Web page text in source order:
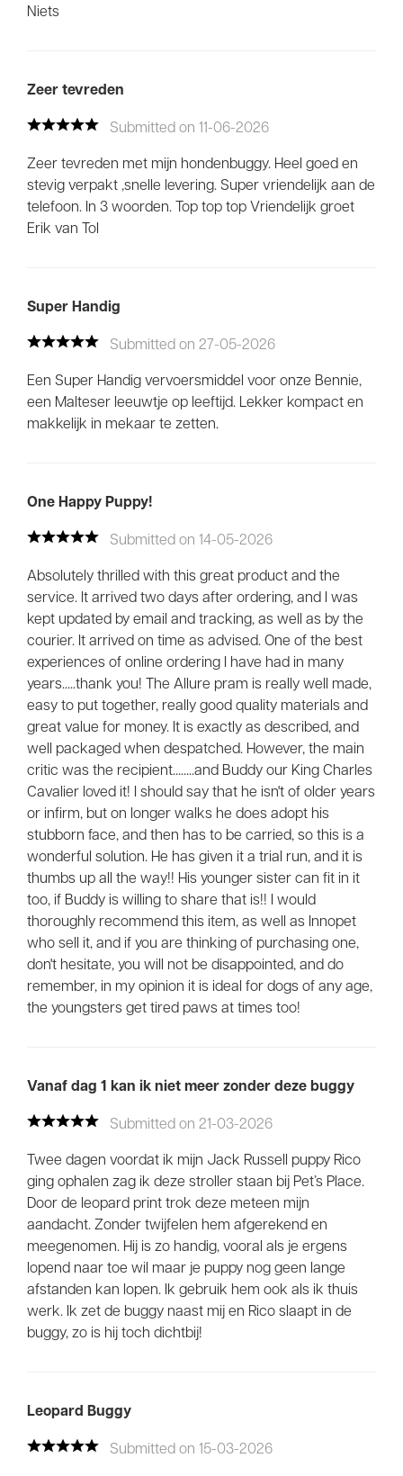
Niets
Zeer tevreden
Submitted on 11-06-2026
Zeer tevreden met mijn hondenbuggy. Heel goed en
stevig verpakt ,snelle levering. Super vriendelijk aan de
telefoon. In 3 woorden. Top top top Vriendelijk groet
Erik van Tol
Super Handig
Submitted on 27-05-2026
Een Super Handig vervoersmiddel voor onze Bennie,
een Malteser leeuwtje op leeftijd. Lekker kompact en
makkelijk in mekaar te zetten.
One Happy Puppy!
Submitted on 14-05-2026
Absolutely thrilled with this great product and the
service. It arrived two days after ordering, and I was
kept updated by email and tracking, as well as by the
courier. It arrived on time as advised. One of the best
experiences of online ordering I have had in many
years.....thank you! The Allure pram is really well made,
easy to put together, really good quality materials and
great value for money. It is exactly as described, and
well packaged when despatched. However, the main
critic was the recipient........and Buddy our King Charles
Cavalier loved it! I should say that he isn't of older years
or infirm, but on longer walks he does adopt his
stubborn face, and then has to be carried, so this is a
wonderful solution. He has given it a trial run, and it is
thumbs up all the way!! His younger sister can fit in it
too, if Buddy is willing to share that is!! I would
thoroughly recommend this item, as well as Innopet
who sell it, and if you are thinking of purchasing one,
don't hesitate, you will not be disappointed, and do
remember, in my opinion it is ideal for dogs of any age,
the youngsters get tired paws at times too!
Vanaf dag 1 kan ik niet meer zonder deze buggy
Submitted on 21-03-2026
Twee dagen voordat ik mijn Jack Russell puppy Rico
ging ophalen zag ik deze stroller staan bij Pet’s Place.
Door de leopard print trok deze meteen mijn
aandacht. Zonder twijfelen hem afgerekend en
meegenomen. Hij is zo handig, vooral als je ergens
lopend naar toe wil maar je puppy nog geen lange
afstanden kan lopen. Ik gebruik hem ook als ik thuis
werk. Ik zet de buggy naast mij en Rico slaapt in de
buggy, zo is hij toch dichtbij!
Leopard Buggy
Submitted on 15-03-2026